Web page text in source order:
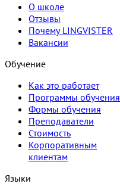
О школе
Отзывы
Почему LINGVISTER
Вакансии
Обучение
Как это работает
Программы обучения
Формы обучения
Преподаватели
Стоимость
Корпоративным
клиентам
Языки